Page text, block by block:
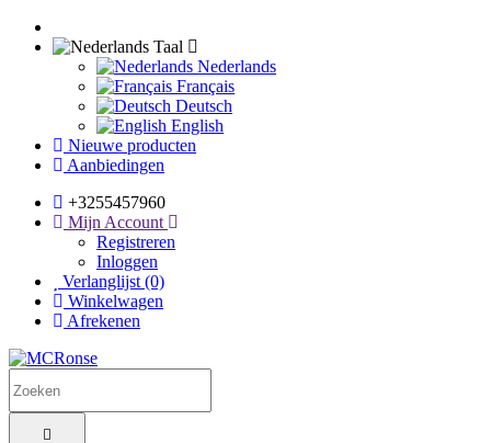
Taal
Nederlands
Français
Deutsch
English
Nieuwe producten
Aanbiedingen
+3255457960
Mijn Account
Registreren
Inloggen
Verlanglijst (0)
Winkelwagen
Afrekenen